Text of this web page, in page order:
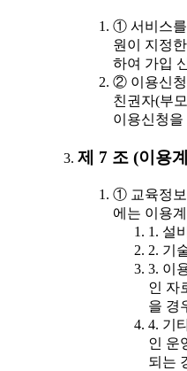
① 서비스를
원이 지정
하여 가입
② 이용신청
친권자(부
이용신청을
제 7 조 (이용
① 교육정보
에는 이용
1. 설
2. 기
3. 이
인 자
을 경
4. 기
인 운
되는